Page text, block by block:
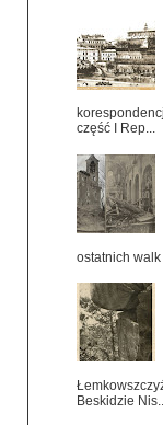
część I Rep...
ostatnich walk
Beskidzie Nis...